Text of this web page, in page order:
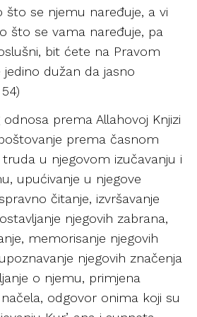
što se njemu naređuje, a vi
što se vama naređuje, pa
bit ćete na Pravom
jedino dužan da jasno
prema Allahovoj Knjizi
prema časnom
truda u njegovom izučavanju i
upućivanje u njegove
čitanje, izvršavanje
njegovih zabrana,
memorisanje njegovih
njegovih značenja
o njemu, primjena
odgovor onima koji su